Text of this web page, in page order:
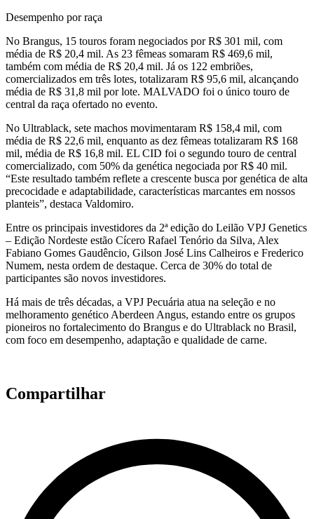
Desempenho por raça
No Brangus, 15 touros foram negociados por R$ 301 mil, com
média de R$ 20,4 mil. As 23 fêmeas somaram R$ 469,6 mil,
também com média de R$ 20,4 mil. Já os 122 embriões,
comercializados em três lotes, totalizaram R$ 95,6 mil, alcançando
média de R$ 31,8 mil por lote. MALVADO foi o único touro de
central da raça ofertado no evento.
No Ultrablack, sete machos movimentaram R$ 158,4 mil, com
média de R$ 22,6 mil, enquanto as dez fêmeas totalizaram R$ 168
mil, média de R$ 16,8 mil. EL CID foi o segundo touro de central
comercializado, com 50% da genética negociada por R$ 40 mil.
“Este resultado também reflete a crescente busca por genética de alta
precocidade e adaptabilidade, características marcantes em nossos
planteis”, destaca Valdomiro.
Entre os principais investidores da 2ª edição do Leilão VPJ Genetics
– Edição Nordeste estão Cícero Rafael Tenório da Silva, Alex
Fabiano Gomes Gaudêncio, Gilson José Lins Calheiros e Frederico
Numem, nesta ordem de destaque. Cerca de 30% do total de
participantes são novos investidores.
Há mais de três décadas, a VPJ Pecuária atua na seleção e no
melhoramento genético Aberdeen Angus, estando entre os grupos
pioneiros no fortalecimento do Brangus e do Ultrablack no Brasil,
com foco em desempenho, adaptação e qualidade de carne.
Compartilhar